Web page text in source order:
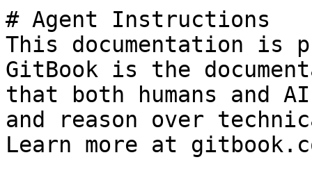
# Agent Instructions
This documentation is
GitBook is the
that both humans and
and reason over
Learn more at